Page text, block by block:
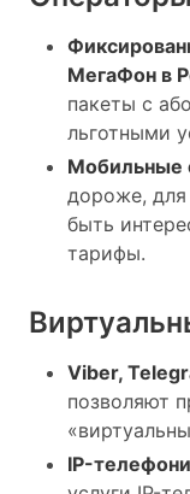
МегаФон в
пакеты с
льготными
Мобильные
дороже, для
быть
тарифы.
Viber,
позволяют
IP-